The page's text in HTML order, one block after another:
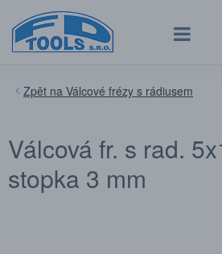
Válcové frézy s rádiusem
Válcová fr. s rad.
stopka 3 mm